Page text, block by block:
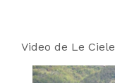
Video de Le Ciele